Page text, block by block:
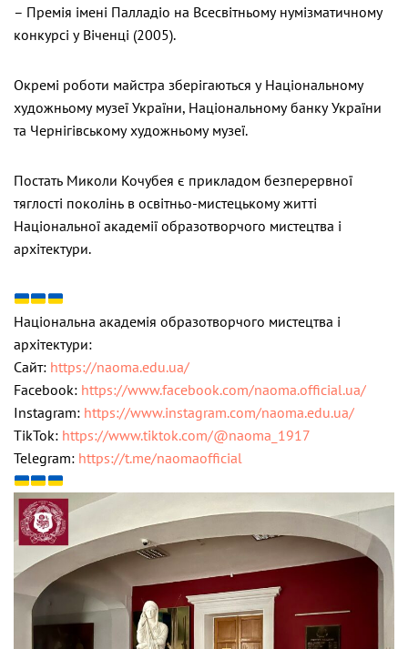
– Премія імені Палладіо на Всесвітньому нумізматичному
конкурсі у Віченці (2005).
Окремі роботи майстра зберігаються у Національному
художньому музеї України, Національному банку України
та Чернігівському художньому музеї.
Постать Миколи Кочубея є прикладом безперервної
тяглості поколінь в освітньо-мистецькому житті
Національної академії образотворчого мистецтва і
архітектури.
Національна академія образотворчого мистецтва і
архітектури:
Сайт: https://naoma.edu.ua/
Facebook: https://www.facebook.com/naoma.official.ua/
Instagram: https://www.instagram.com/naoma.edu.ua/
TikTok: https://www.tiktok.com/@naoma_1917
Telegram: https://t.me/naomaofficial